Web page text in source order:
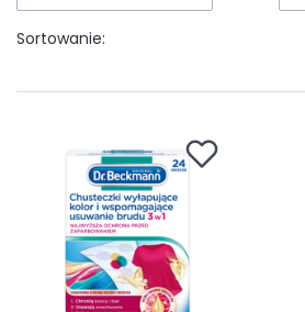
Sortowanie: